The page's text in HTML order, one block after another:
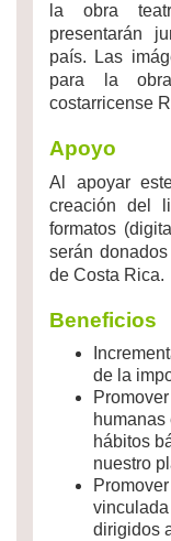
la obra
presentarán
país. Las
para la
costarricense
Apoyo
Al apoyar
creación del
formatos
serán
de Costa Rica.
Beneficios
de la
hábitos
nuestro
dirigidos